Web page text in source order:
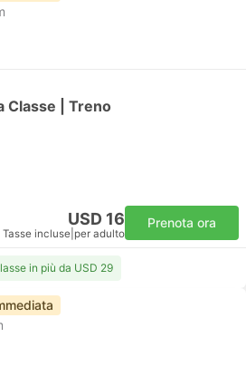
Classe | Treno
USD 16
Tasse incluse per adulto
Prenota ora
in più da USD 29